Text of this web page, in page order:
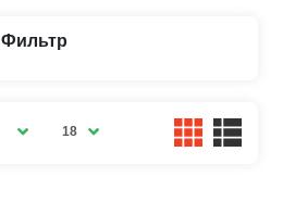
Фильтр
18